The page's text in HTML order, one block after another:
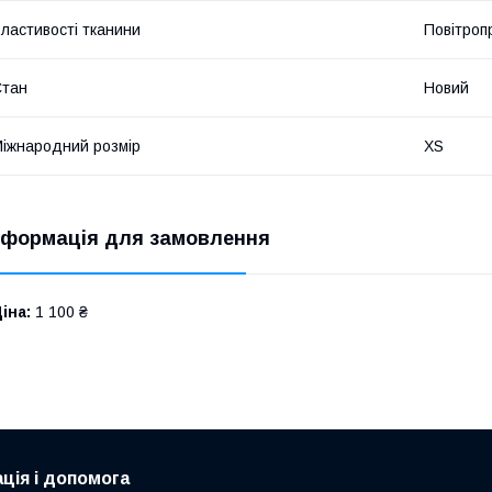
тканини
Новий
розмір XS
для замовлення
1 100 ₴
і допомога